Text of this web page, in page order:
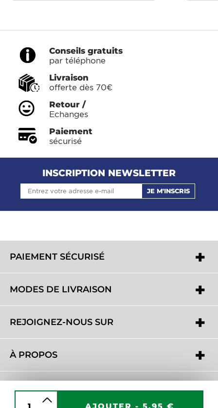
Conseils gratuits
par téléphone
Livraison
offerte dès 70€
Retour /
Echanges
Paiement
sécurisé
INSCRIPTION NEWSLETTER
JE M'INSCRIS
PAIEMENT SÉCURISÉ
MODES DE LIVRAISON
REJOIGNEZ-NOUS SUR
À PROPOS
BESOIN D'AIDE ?